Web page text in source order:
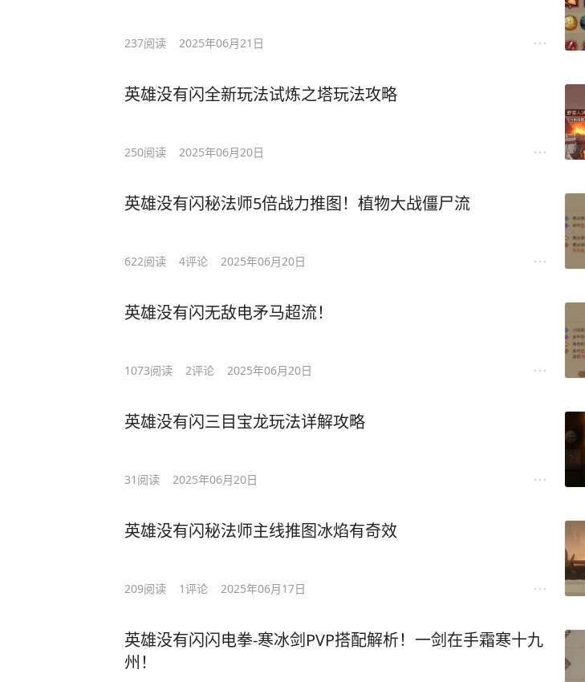
237阅读 2025年06月21日
英雄没有闪全新玩法试炼之塔玩法攻略
250阅读 2025年06月20日
英雄没有闪秘法师5倍战力推图！植物大战僵尸流
622阅读 4评论 2025年06月20日
英雄没有闪无敌电矛马超流！
1073阅读 2评论 2025年06月20日
英雄没有闪三目宝龙玩法详解攻略
31 阅读 2025年06月20日
英雄没有闪秘法师主线推图冰焰有奇效
209阅读 1评论 2025年06月17日
英雄没有闪闪电拳-寒冰剑PVP搭配解析！一剑在手霜寒十九
州！